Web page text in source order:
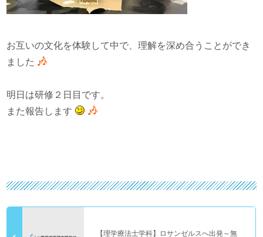
お互いの文化を体験して中で、理解を深め合うことができ
ました
明日は研修２日目です。
また報告します
【理学療法士学科】ロサンゼルスへ出発～無